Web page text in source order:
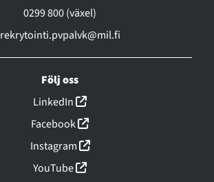
0299 800 (växel)
rekrytointi.pvpalvk@mil.fi
Följ oss
LinkedIn
(linkki avautuu uuteen
Facebook
(linkki avautuu uuteen
Instagram
(linkki avautuu uuteen
YouTube
(linkki avautuu uuteen